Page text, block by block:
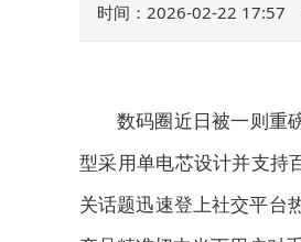
时间：2026-02-22 17:57
数码圈近日被一则重
型采用单电芯设计并支持
关话题迅速登上社交平台